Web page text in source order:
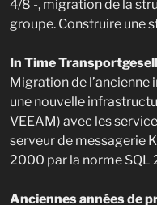
4/8 -, migration de la
groupe. Construire une
In Time
Migration de
une nouvelle
VEEAM) avec les
serveur de messagerie
2000 par la norme SQL
Anciennes années de